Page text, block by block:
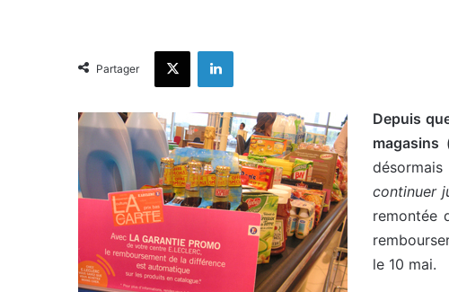
Partager
X Linkedin
Depuis
magasins
continuer
remontée
le 10 mai.